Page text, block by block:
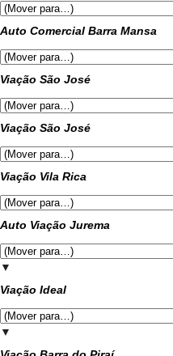
Auto Comercial Barra Mansa
Viação São José
Viação São José
Viação Vila Rica
Auto Viação Jurema
▼
Viação Ideal
▼